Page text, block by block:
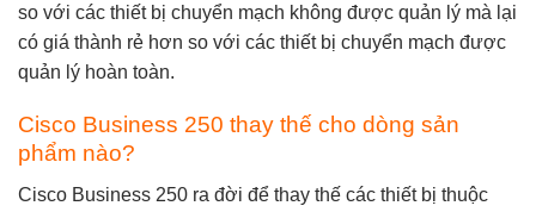
so với các thiết bị chuyển mạch không được quản lý mà lại
có giá thành rẻ hơn so với các thiết bị chuyển mạch được
quản lý hoàn toàn.
Cisco Business 250 thay thế cho dòng sản
phẩm nào?
Cisco Business 250 ra đời để thay thế các thiết bị thuộc